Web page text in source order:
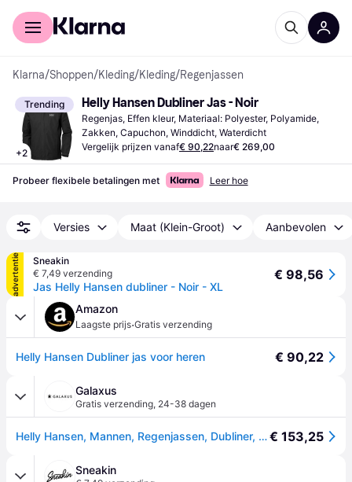
Voor shoppers
Klarna/Shoppen/Kleding/Kleding/Regenjassen
Trending
+2
Helly Hansen Dubliner Jas - Noir
Regenjas, Effen kleur, Materiaal: Polyester, Polyamide,
Zakken, Capuchon, Winddicht, Waterdicht
Vergelijk prijzen vanaf€ 90,22naar€ 269,00
Probeer flexibele betalingen met Leer hoe
Versies Maat (Klein-Groot) Aanbevolen
advertentie
Sneakin
€ 7,49 verzending
Jas Helly Hansen dubliner - Noir - XL
€ 98,56
Amazon
Laagste prijs·Gratis verzending
Helly Hansen Dubliner jas voor heren € 90,22
Galaxus
Gratis verzending, 24-38 dagen
Helly Hansen, Mannen, Regenjassen, Dubliner, Zwart, (M)€ 153,25
Sneakin